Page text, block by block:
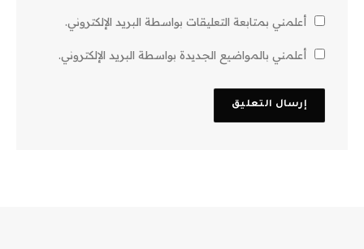
أعلمني بمتابعة التعليقات بواسطة البريد الإلكتروني.
أعلمني بالمواضيع الجديدة بواسطة البريد الإلكتروني.